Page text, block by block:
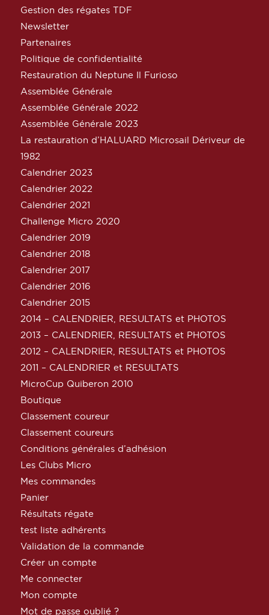
Gestion des régates TDF
Newsletter
Partenaires
Politique de confidentialité
Restauration du Neptune Il Furioso
Assemblée Générale
Assemblée Générale 2022
Assemblée Générale 2023
La restauration d’HALUARD Microsail Dériveur de
1982
Calendrier 2023
Calendrier 2022
Calendrier 2021
Challenge Micro 2020
Calendrier 2019
Calendrier 2018
Calendrier 2017
Calendrier 2016
Calendrier 2015
2014 – CALENDRIER, RESULTATS et PHOTOS
2013 – CALENDRIER, RESULTATS et PHOTOS
2012 – CALENDRIER, RESULTATS et PHOTOS
2011 – CALENDRIER et RESULTATS
MicroCup Quiberon 2010
Boutique
Classement coureur
Classement coureurs
Conditions générales d’adhésion
Les Clubs Micro
Mes commandes
Panier
Résultats régate
test liste adhérents
Validation de la commande
Créer un compte
Me connecter
Mon compte
Mot de passe oublié ?